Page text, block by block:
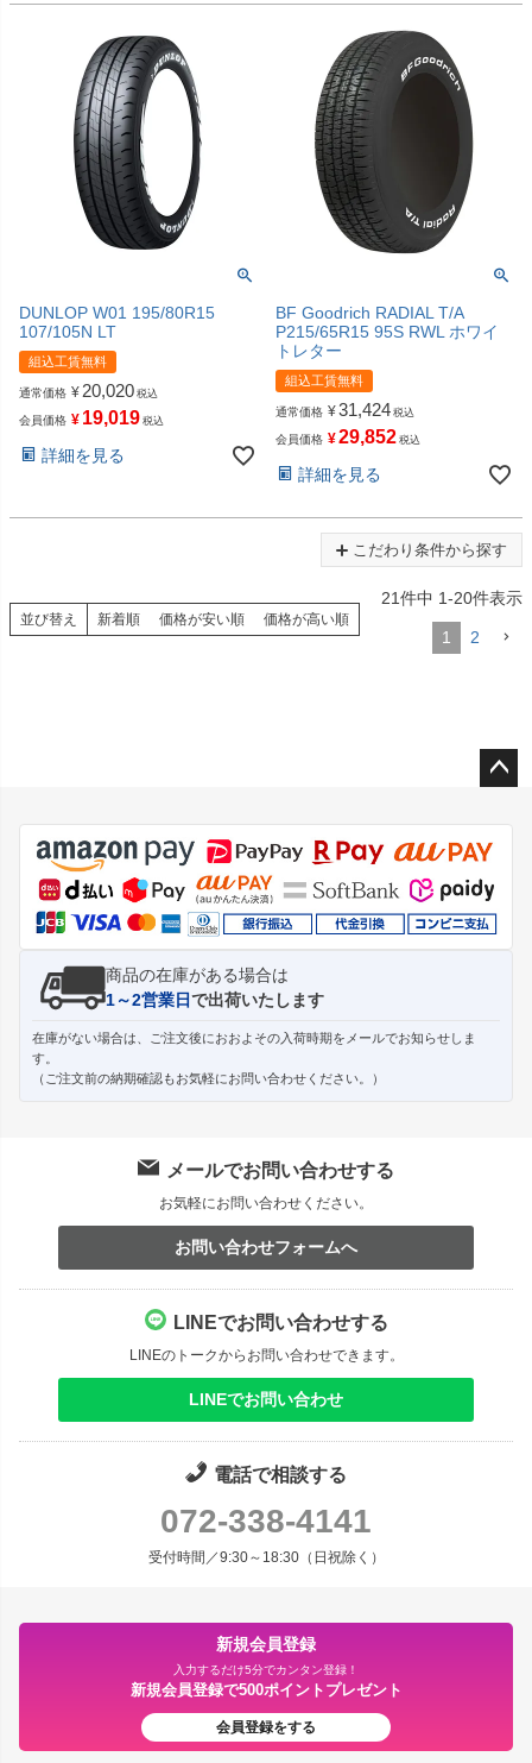
DUNLOP W01 195/80R15
107/105N LT
組込工賃無料
通常価格 ¥ 20,020 税込
会員価格 ¥ 19,019 税込
詳細を見る
BF Goodrich RADIAL T/A
P215/65R15 95S RWL ホワイ
トレター
組込工賃無料
通常価格 ¥31,424 税込
会員価格 ¥29,852 税込
詳細を見る
こだわり条件から探す
並び替え 新着順 価格が安い順 価格が高い順
21件中 1-20件表示
1 2
ジト
ップ
へ
商品の在庫がある場合は
1～2営業日で出荷いたします
在庫がない場合は、ご注文後におおよその入荷時期をメールでお知らせしま
す。
（ご注文前の納期確認もお気軽にお問い合わせください。）
メールでお問い合わせする
お気軽にお問い合わせください。
お問い合わせフォームへ
LINEでお問い合わせする
LINEのトークからお問い合わせできます。
LINEでお問い合わせ
電話で相談する
072-338-4141
受付時間／9:30～18:30（日祝除く）
新規会員登録
入力するだけ5分でカンタン登録！
新規会員登録で500ポイントプレゼント
会員登録をする